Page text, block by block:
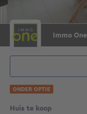
Huis te koop
Immo One
ONDER OPTIE